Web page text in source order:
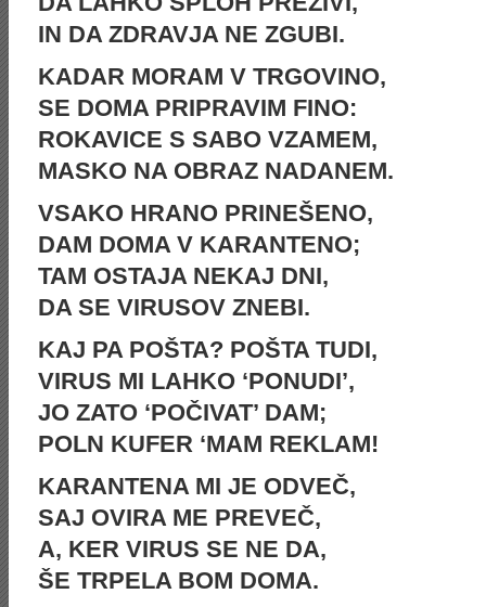
IN DA ZDRAVJA NE ZGUBI.
KADAR MORAM V TRGOVINO,
SE DOMA PRIPRAVIM FINO:
ROKAVICE S SABO VZAMEM,
MASKO NA OBRAZ NADANEM.
VSAKO HRANO PRINEŠENO,
DAM DOMA V KARANTENO;
TAM OSTAJA NEKAJ DNI,
DA SE VIRUSOV ZNEBI.
KAJ PA POŠTA? POŠTA TUDI,
VIRUS MI LAHKO ‘PONUDI’,
JO ZATO ‘POČIVAT’ DAM;
POLN KUFER ‘MAM REKLAM!
KARANTENA MI JE ODVEČ,
SAJ OVIRA ME PREVEČ,
A, KER VIRUS SE NE DA,
ŠE TRPELA BOM DOMA.